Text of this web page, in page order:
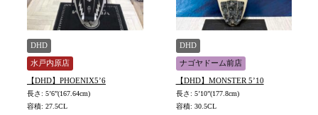
DHD
水戸内原店
【DHD】PHOENIX5’6
長さ: 5’6”(167.64cm)
容積: 27.5CL
DHD
ナゴヤドーム前店
【DHD】MONSTER 5’10
長さ: 5’10”(177.8cm)
容積: 30.5CL